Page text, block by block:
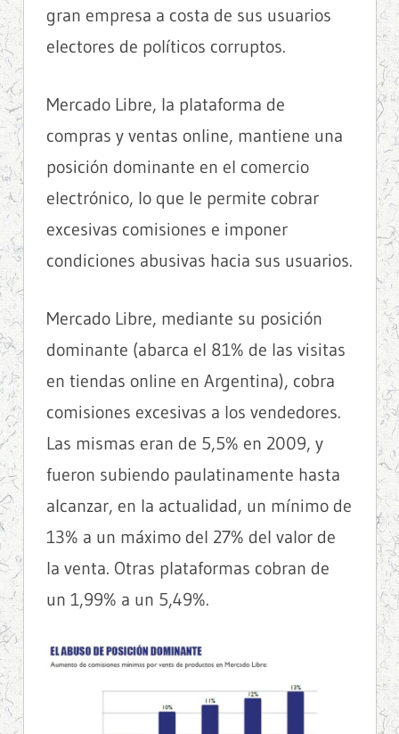
gran empresa a costa de sus usuarios
electores de políticos corruptos.
Mercado Libre, la plataforma de
compras y ventas online, mantiene una
posición dominante en el comercio
electrónico, lo que le permite cobrar
excesivas comisiones e imponer
condiciones abusivas hacia sus usuarios.
Mercado Libre, mediante su posición
dominante (abarca el 81% de las visitas
en tiendas online en Argentina), cobra
comisiones excesivas a los vendedores.
Las mismas eran de 5,5% en 2009, y
fueron subiendo paulatinamente hasta
alcanzar, en la actualidad, un mínimo de
13% a un máximo del 27% del valor de
la venta. Otras plataformas cobran de
un 1,99% a un 5,49%.